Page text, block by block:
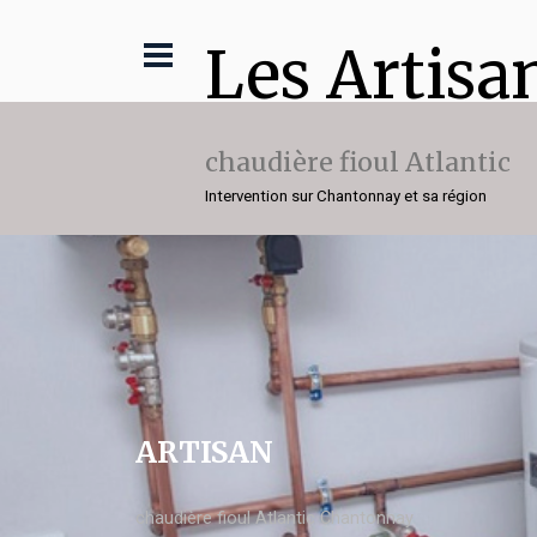
Les
chaudière fioul Atlantic
Intervention sur Chantonnay et sa région
ARTISAN
chaudière fioul Atlantic Chantonnay